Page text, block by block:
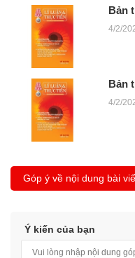
Bản
4/2/
Bản
4/2/
Góp ý về nội dung bài
Ý kiến của bạn